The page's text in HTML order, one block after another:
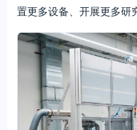
置更多设备、开展更多研